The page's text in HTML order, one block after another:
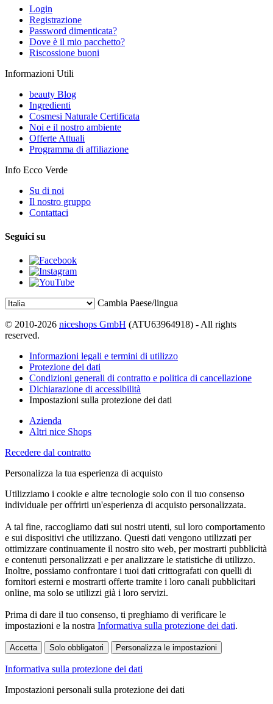
Login
Registrazione
Password dimenticata?
Dove è il mio pacchetto?
Riscossione buoni
Informazioni Utili
beauty Blog
Ingredienti
Cosmesi Naturale Certificata
Noi e il nostro ambiente
Offerte Attuali
Programma di affiliazione
Info Ecco Verde
Su di noi
Il nostro gruppo
Contattaci
Seguici su
Cambia Paese/lingua
© 2010-2026 niceshops GmbH (ATU63964918) - All rights
reserved.
Informazioni legali e termini di utilizzo
Protezione dei dati
Condizioni generali di contratto e politica di cancellazione
Dichiarazione di accessibilità
Impostazioni sulla protezione dei dati
Azienda
Altri nice Shops
Recedere dal contratto
Personalizza la tua esperienza di acquisto
Utilizziamo i cookie e altre tecnologie solo con il tuo consenso
individuale per offrirti un'esperienza di acquisto personalizzata.
A tal fine, raccogliamo dati sui nostri utenti, sul loro comportamento
e sui dispositivi che utilizzano. Questi dati vengono utilizzati per
ottimizzare continuamente il nostro sito web, per mostrarti pubblicità
e contenuti personalizzati e per analizzare le statistiche di utilizzo.
Inoltre, possiamo confrontare i tuoi dati crittografati con quelli di
fornitori esterni e mostrarti offerte tramite i loro canali pubblicitari
online, ma solo se utilizzi già i loro servizi.
Prima di dare il tuo consenso, ti preghiamo di verificare le
impostazioni e la nostra Informativa sulla protezione dei dati.
Accetta Solo obbligatori Personalizza le impostazioni
Informativa sulla protezione dei dati
Impostazioni personali sulla protezione dei dati